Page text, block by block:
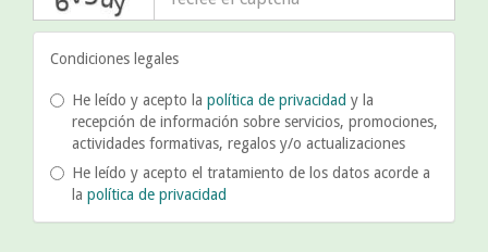
Condiciones legales
He leído y acepto la política de privacidad y la
recepción de información sobre servicios, promociones,
actividades formativas, regalos y/o actualizaciones
He leído y acepto el tratamiento de los datos acorde a
la política de privacidad